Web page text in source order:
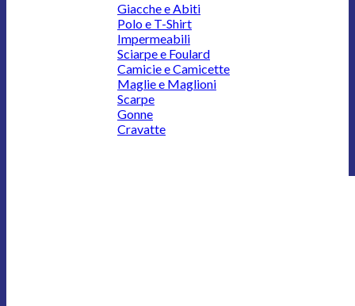
Giacche e Abiti
Polo e T-Shirt
Impermeabili
Sciarpe e Foulard
Camicie e Camicette
Maglie e Maglioni
Scarpe
Gonne
Cravatte